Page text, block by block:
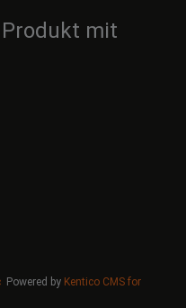
mit
Powered by Kentico CMS for